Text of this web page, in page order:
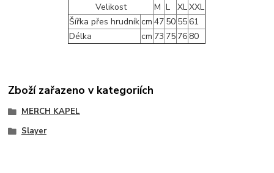
Velikost
M L XLXXL
Šířka přes hrudníkcm 47 50 5561
Délka
cm 73 75 76 80
Zboží zařazeno v kategoriích
MERCH KAPEL
Slayer